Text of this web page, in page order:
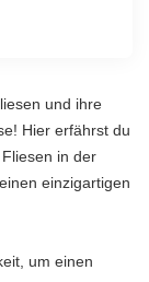
und ihre
Hier erfährst du
in der
einzigartigen
um einen